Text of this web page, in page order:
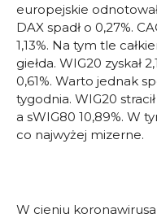
europejskie
DAX spadł o 0,27%.
1,13%. Na tym tle
giełda. WIG20 zyskał
0,61%. Warto jednak
tygodnia. WIG20 stracił
a sWIG80 10,89%. W
co najwyżej mizerne.
W cieniu